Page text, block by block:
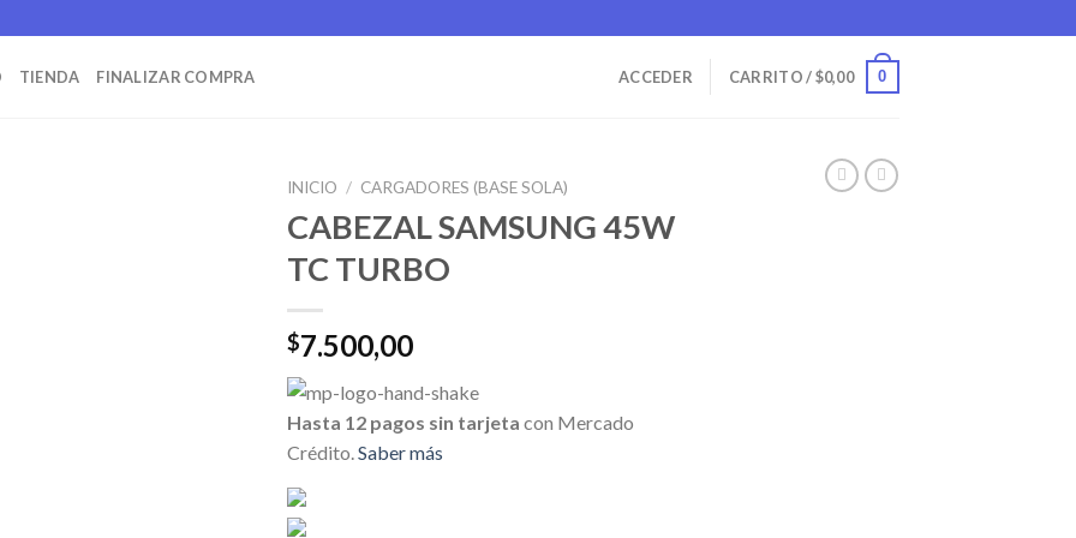
TIENDA FINALIZAR COMPRA ACCEDER CARRITO /$0,00 0
INICIO / CARGADORES (BASE SOLA)
CABEZAL SAMSUNG 45W
TC TURBO
$7.500,00
Hasta 12 pagos sin tarjeta con Mercado
Crédito.Saber más